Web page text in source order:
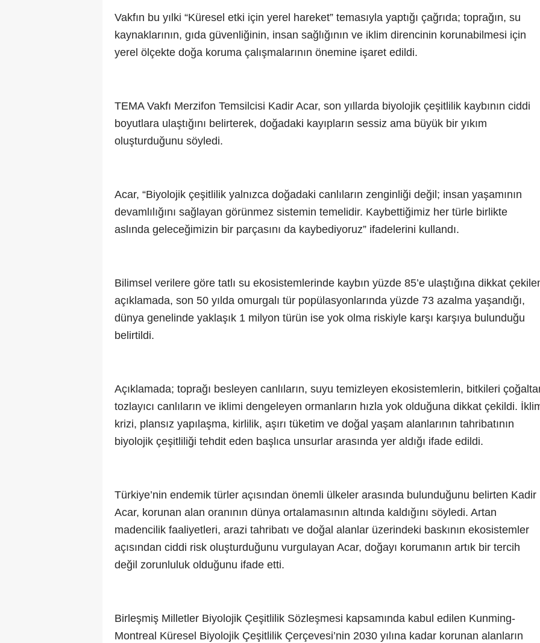
Vakfın bu yılki “Küresel etki için yerel hareket” temasıyla yaptığı çağrıda; toprağın, su
kaynaklarının, gıda güvenliğinin, insan sağlığının ve iklim direncinin korunabilmesi için
yerel ölçekte doğa koruma çalışmalarının önemine işaret edildi.
TEMA Vakfı Merzifon Temsilcisi Kadir Acar, son yıllarda biyolojik çeşitlilik kaybının ciddi
boyutlara ulaştığını belirterek, doğadaki kayıpların sessiz ama büyük bir yıkım
oluşturduğunu söyledi.
Acar, “Biyolojik çeşitlilik yalnızca doğadaki canlıların zenginliği değil; insan yaşamının
devamlılığını sağlayan görünmez sistemin temelidir. Kaybettiğimiz her türle birlikte
aslında geleceğimizin bir parçasını da kaybediyoruz” ifadelerini kullandı.
Bilimsel verilere göre tatlı su ekosistemlerinde kaybın yüzde 85’e ulaştığına dikkat
açıklamada, son 50 yılda omurgalı tür popülasyonlarında yüzde 73 azalma yaşandığı,
dünya genelinde yaklaşık 1 milyon türün ise yok olma riskiyle karşı karşıya bulunduğu
belirtildi.
Açıklamada; toprağı besleyen canlıların, suyu temizleyen ekosistemlerin, bitkileri
tozlayıcı canlıların ve iklimi dengeleyen ormanların hızla yok olduğuna dikkat çekildi.
krizi, plansız yapılaşma, kirlilik, aşırı tüketim ve doğal yaşam alanlarının tahribatının
biyolojik çeşitliliği tehdit eden başlıca unsurlar arasında yer aldığı ifade edildi.
Türkiye’nin endemik türler açısından önemli ülkeler arasında bulunduğunu belirten Kadir
Acar, korunan alan oranının dünya ortalamasının altında kaldığını söyledi. Artan
madencilik faaliyetleri, arazi tahribatı ve doğal alanlar üzerindeki baskının ekosistemler
açısından ciddi risk oluşturduğunu vurgulayan Acar, doğayı korumanın artık bir tercih
değil zorunluluk olduğunu ifade etti.
Birleşmiş Milletler Biyolojik Çeşitlilik Sözleşmesi kapsamında kabul edilen Kunming-
Montreal Küresel Biyolojik Çeşitlilik Çerçevesi’nin 2030 yılına kadar korunan alanların